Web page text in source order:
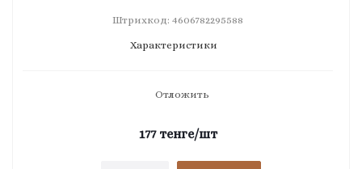
Штрихкод: 4606782295588
Характеристики
Отложить
177тенге/шт